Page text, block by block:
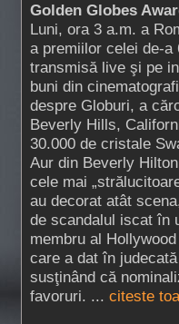
Golden Globes
Luni, ora 3 a.m. a
a premiilor celei de-a
transmisă live şi pe
buni din
despre Globuri, a
Beverly Hills,
30.000 de cristale
Aur din Beverly
cele mai
au decorat atât
de scandalul iscat în
membru al
care a dat în
susţinând că
favoruri. ... citeste